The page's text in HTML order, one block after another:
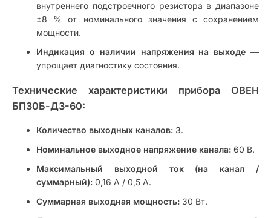
внутреннего подстроечного резистора в диапазоне
±8 % от номинального значения с сохранением
мощности.
Индикация о наличии напряжения на выходе —
упрощает диагностику состояния.
Технические характеристики прибора ОВЕН
БП30Б-Д3-60:
Количество выходных каналов: 3.
Номинальное выходное напряжение канала: 60 В.
Максимальный выходной ток (на канал /
суммарный): 0,16 А / 0,5 А.
Суммарная выходная мощность: 30 Вт.